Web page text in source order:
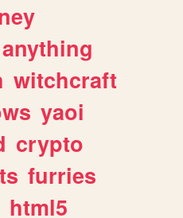
anything
witchcraft
yaoi
crypto
furries
html5